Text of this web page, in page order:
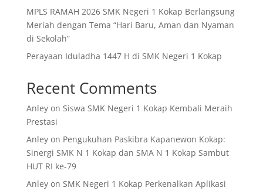
MPLS RAMAH 2026 SMK Negeri 1 Kokap Berlangsung
Meriah dengan Tema “Hari Baru, Aman dan Nyaman
di Sekolah”
Perayaan Iduladha 1447 H di SMK Negeri 1 Kokap
Recent Comments
Anleyon Siswa SMK Negeri 1 Kokap Kembali Meraih
Prestasi
Anleyon Pengukuhan Paskibra Kapanewon Kokap:
Sinergi SMK N 1 Kokap dan SMA N 1 Kokap Sambut
HUT RI ke-79
Anleyon SMK Negeri 1 Kokap Perkenalkan Aplikasi